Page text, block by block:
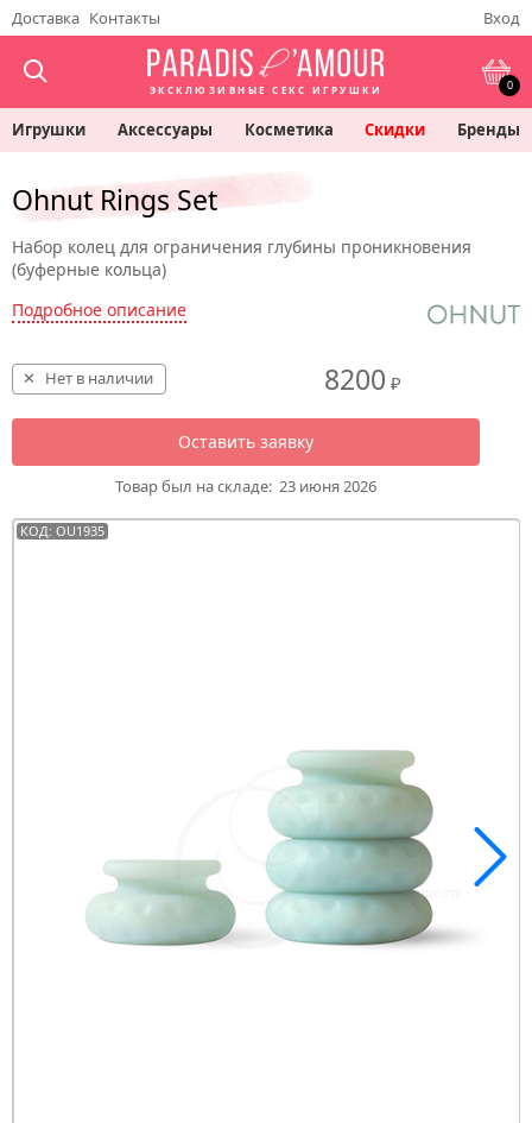
Доставка Контакты Вход
ЭКСКЛЮЗИВНЫЕ СЕКС ИГРУШКИ 0
Игрушки Аксессуары Косметика Скидки Бренды
Ohnut Rings Set
Набор колец для ограничения глубины проникновения
(буферные кольца)
Подробное описание
8200 ₽
Нет в наличии
Оставить заявку
Товар был на складе: 23 июня 2026
КОД: OU1935